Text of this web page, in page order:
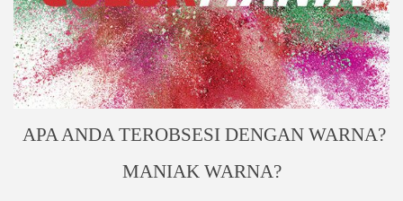
APA ANDA TEROBSESI DENGAN WARNA?
MANIAK WARNA?